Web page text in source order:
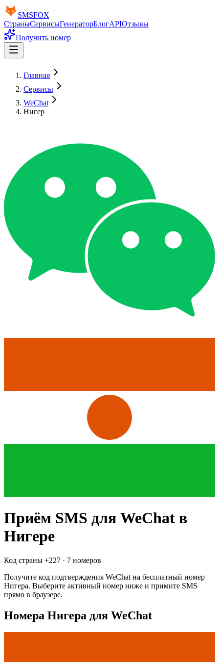
SMSFOX
СтраныСервисыГенераторБлогAPIОтзывы
Получить номер
Главная
Сервисы
WeChat
Нигер
Приём SMS для WeChat в
Нигере
Код страны +227 · 7 номеров
Получите код подтверждения WeChat на бесплатный номер
Нигера. Выберите активный номер ниже и примите SMS
прямо в браузере.
Номера Нигера для WeChat